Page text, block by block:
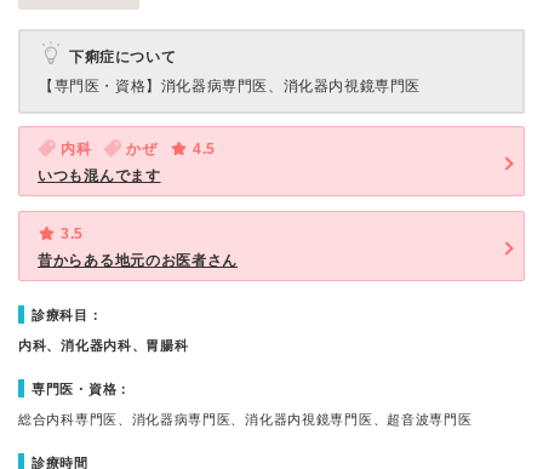
下痢症について
【専門医・資格】 消化器病専門医、消化器内視鏡専門医
内科 かぜ
4.5
いつも混んでます
3.5
昔からある地元のお医者さん
診療科目：
内科、消化器内科、胃腸科
専門医・資格：
総合内科専門医、消化器病専門医、消化器内視鏡専門医、超音波専門医
診療時間